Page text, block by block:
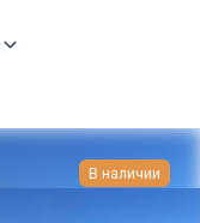
В наличии